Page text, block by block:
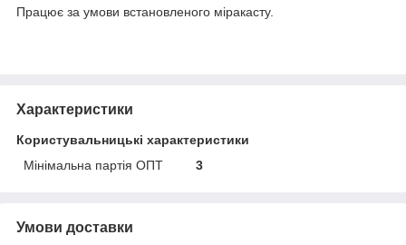
Працює за умови встановленого міракасту.
Характеристики
Користувальницькі характеристики
Мінімальна партія ОПТ
3
Умови доставки